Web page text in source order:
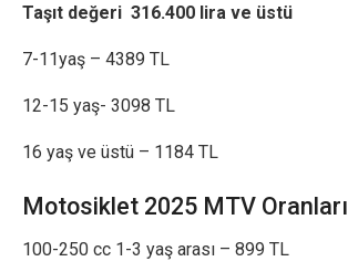
Taşıt değeri 316.400 lira ve üstü
7-11yaş – 4389 TL
12-15 yaş- 3098 TL
16 yaş ve üstü – 1184 TL
Motosiklet 2025 MTV Oranları
100-250 cc 1-3 yaş arası – 899 TL